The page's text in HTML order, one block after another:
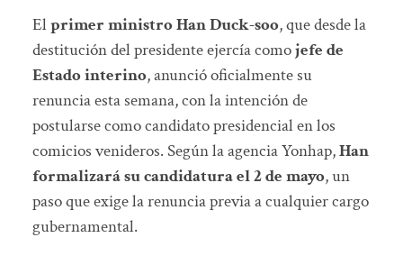
Elprimer ministro Han Duck-soo, que desde la
destitución del presidente ejercía comojefe de
Estado interino, anunció oficialmente su
renuncia esta semana, con la intención de
postularse como candidato presidencial en los
comicios venideros. Según la agencia Yonhap,Han
formalizará su candidatura el 2 de mayo, un
paso que exige la renuncia previa a cualquier cargo
gubernamental.